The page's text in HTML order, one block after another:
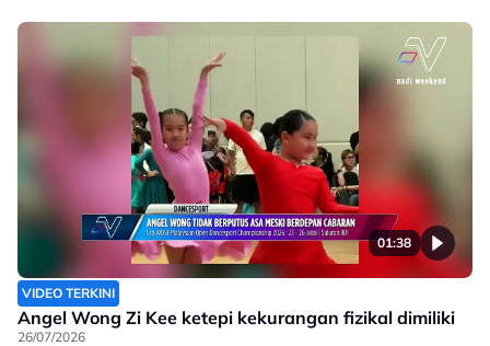
01:38
VIDEO TERKINI
Angel Wong Zi Kee ketepi kekurangan fizikal dimiliki
26/07/2026